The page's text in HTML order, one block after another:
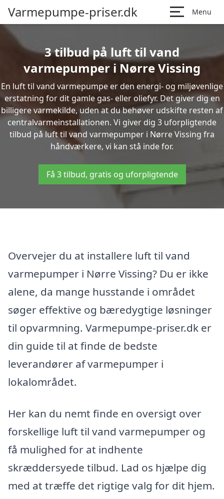
Varmepumpe-priser.dk Menu
3 tilbud på luft til vand
varmepumper i Nørre Vissing
En luft til vand varmepumpe er den energi- og miljøvenlige
erstatning for dit gamle gas- eller oliefyr. Det giver dig en
billigere varmekilde, uden at du behøver udskifte resten af
centralvarmeinstallationen. Vi giver dig 3 uforpligtende
tilbud på luft til vand varmepumper i Nørre Vissing fra
håndværkere, vi kan stå inde for.
Få 3 tilbud, gratis og uforpligtende
Overvejer du at installere luft til vand
varmepumper i Nørre Vissing? Du er ikke
alene, da mange husstande i området
søger effektive og bæredygtige løsninger
til opvarmning. Varmepumpe-priser.dk er
din guide til at finde de bedste
leverandører af varmepumper i
lokalområdet.
Her kan du nemt finde en oversigt over
forskellige luft til vand varmepumper og
få mulighed for at indhente
skræddersyede tilbud. Lad os hjælpe dig
med at træffe det rigtige valg for dit hjem.